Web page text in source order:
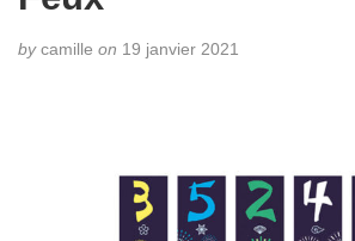
A jouer entre adultes, en famille,